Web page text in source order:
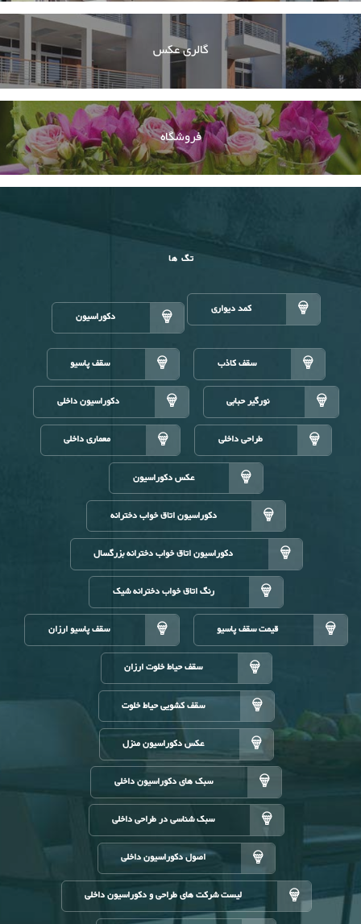
گالری عکس
فروشگاه
تگ ها
کمد دیواری دکوراسیون
سقف کاذب سقف پاسیو
نورگیر حبابی دکوراسیون داخلی
طراحی داخلی معماری داخلی
عکس دکوراسیون
دکوراسیون اتاق خواب دخترانه
دکوراسیون اتاق خواب دخترانه بزرگسال
رنگ اتاق خواب دخترانه شیک
قیمت سقف پاسیو سقف پاسیو ارزان
سقف حیاط خلوت ارزان
سقف کشویی حیاط خلوت
عکس دکوراسیون منزل
سبک های دکوراسیون داخلی
سبک شناسی در طراحی داخلی
اصول دکوراسیون داخلی
لیست شرکت های طراحی و دکوراسیون داخلی